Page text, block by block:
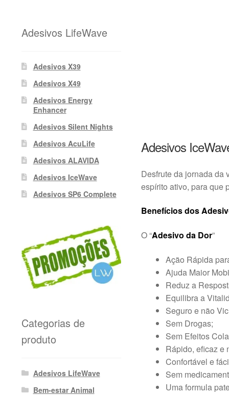
Adesivos
Desfrute da jornada da
espírito ativo, para que
Benefícios dos
O “Adesivo da Dor”
Ação Rápida
Ajuda Maior
Reduz a
Equilibra a
Seguro e não
Sem Drogas;
Sem Efeitos
Rápido, eficaz e
Confortável e
Sem
Uma formula
Adesivos LifeWave
Adesivos X39
Adesivos X49
Adesivos Energy
Enhancer
Adesivos Silent Nights
Adesivos AcuLife
Adesivos ALAVIDA
Adesivos IceWave
Adesivos SP6 Complete
Categorias de
produto
Adesivos LifeWave
Bem-estar Animal